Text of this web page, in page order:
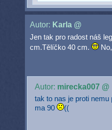
Autor: Karla @
Jen tak pro radost náš
cm.Tělíčko 40 cm.
No,
Autor: mirecka007 @
tak to nas je proti
ma 90
((